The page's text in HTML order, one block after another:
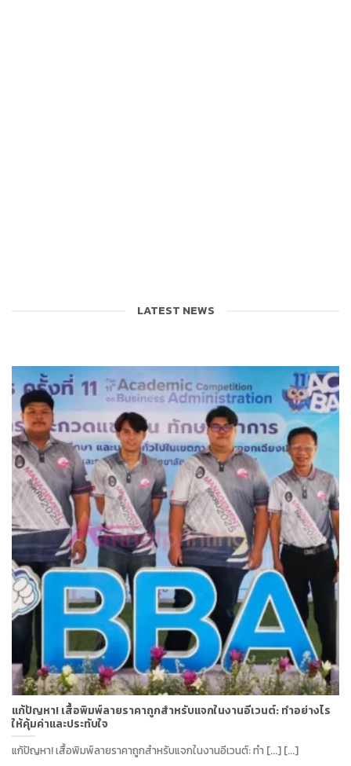
LATEST NEWS
แก้ปัญหา! เสื้อพิมพ์ลายราคาถูกสำหรับแจกในงานอีเวนต์: ทำอย่างไร
ให้คุ้มค่าและประทับใจ
แก้ปัญหา! เสื้อพิมพ์ลายราคาถูกสำหรับแจกในงานอีเวนต์: ทำ [...] [...]